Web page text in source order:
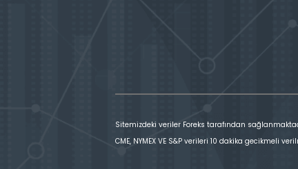
Sitemizdeki veriler Foreks tarafından
CME, NYMEX VE S&P verileri 10 dakika gecikmeli